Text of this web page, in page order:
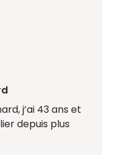
j’ai 43 ans et
depuis plus